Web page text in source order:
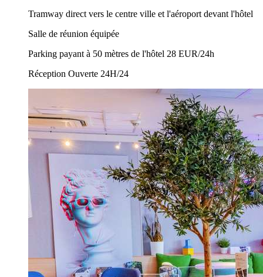
Tramway direct vers le centre ville et l'aéroport devant l'hôtel
Salle de réunion équipée
Parking payant à 50 mètres de l'hôtel 28 EUR/24h
Réception Ouverte 24H/24